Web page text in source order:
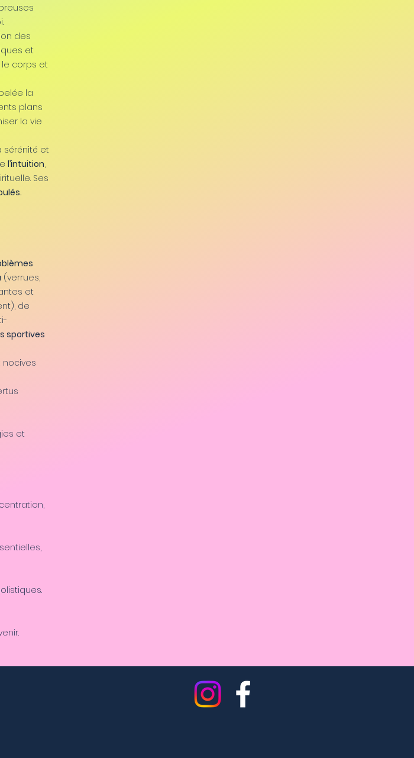
des
et
le corps et
la
plans
la vie
et
l’intuition,
Ses
(verrues,
et
de
sportives
nocives
et